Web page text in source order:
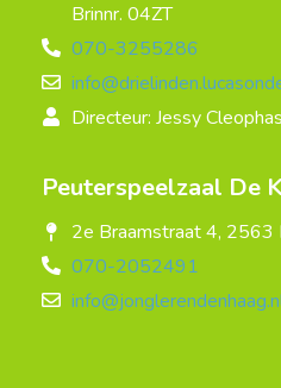
Brinnr. 04ZT
070-3255286
Directeur: Jessy Cleophas
Peuterspeelzaal De
2e Braamstraat 4, 2563
070-2052491